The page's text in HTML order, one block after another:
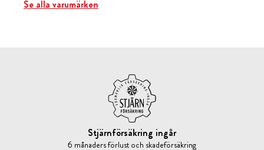
Se alla varumärken
Stjärnförsäkring ingår
6 månaders förlust och skadeförsäkring